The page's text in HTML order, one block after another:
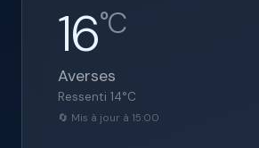
16°C
Averses
Ressenti 14°C
🔄 Mis à jour à 15:00